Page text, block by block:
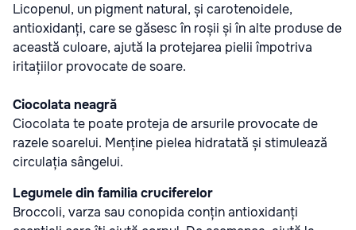
Licopenul, un pigment natural, și carotenoidele,
antioxidanți, care se găsesc în roșii și în alte produse de
această culoare, ajută la protejarea pielii împotriva
iritațiilor provocate de soare.
Ciocolata neagră
Ciocolata te poate proteja de arsurile provocate de
razele soarelui. Menține pielea hidratată și stimulează
circulația sângelui.
Legumele din familia cruciferelor
Broccoli, varza sau conopida conțin antioxidanți